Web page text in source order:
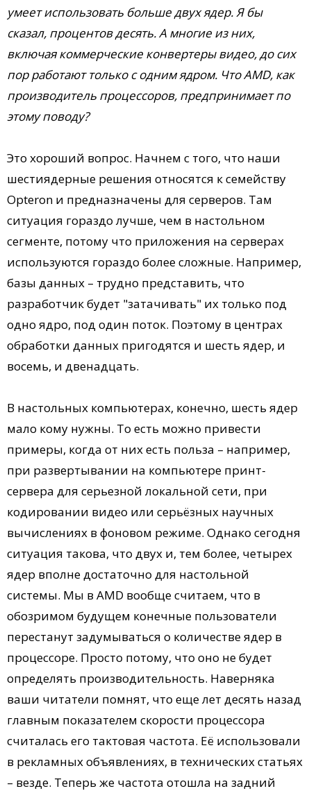
умеет использовать больше двух ядер. Я бы
сказал, процентов десять. А многие из них,
включая коммерческие конвертеры видео, до сих
пор работают только с одним ядром. Что AMD, как
производитель процессоров, предпринимает по
этому поводу?
Это хороший вопрос. Начнем с того, что наши
шестиядерные решения относятся к семейству
Opteron и предназначены для серверов. Там
ситуация гораздо лучше, чем в настольном
сегменте, потому что приложения на серверах
используются гораздо более сложные. Например,
базы данных – трудно представить, что
разработчик будет "затачивать" их только под
одно ядро, под один поток. Поэтому в центрах
обработки данных пригодятся и шесть ядер, и
восемь, и двенадцать.
В настольных компьютерах, конечно, шесть ядер
мало кому нужны. То есть можно привести
примеры, когда от них есть польза – например,
при развертывании на компьютере принт-
сервера для серьезной локальной сети, при
кодировании видео или серьёзных научных
вычислениях в фоновом режиме. Однако сегодня
ситуация такова, что двух и, тем более, четырех
ядер вполне достаточно для настольной
системы. Мы в AMD вообще считаем, что в
обозримом будущем конечные пользователи
перестанут задумываться о количестве ядер в
процессоре. Просто потому, что оно не будет
определять производительность. Наверняка
ваши читатели помнят, что еще лет десять назад
главным показателем скорости процессора
считалась его тактовая частота. Её использовали
в рекламных объявлениях, в технических статьях
– везде. Теперь же частота отошла на задний